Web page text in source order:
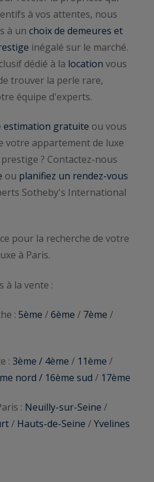
à vos attentes, nous
à un choix de demeures et
inégalé sur le marché.
dédié à la location vous
trouver la perle rare,
équipe d'experts.
estimation gratuite ou vous
votre appartement de luxe
? Contactez-nous
ou planifiez un rendez-vous
Sotheby's International
pour la recherche de votre
à Paris.
à la vente :
: 5ème /6ème / 7ème /
: 3ème / 4ème / 11ème /
nord / 16ème sud / 17ème
: Neuilly-sur-Seine /
/ Hauts-de-Seine /Yvelines